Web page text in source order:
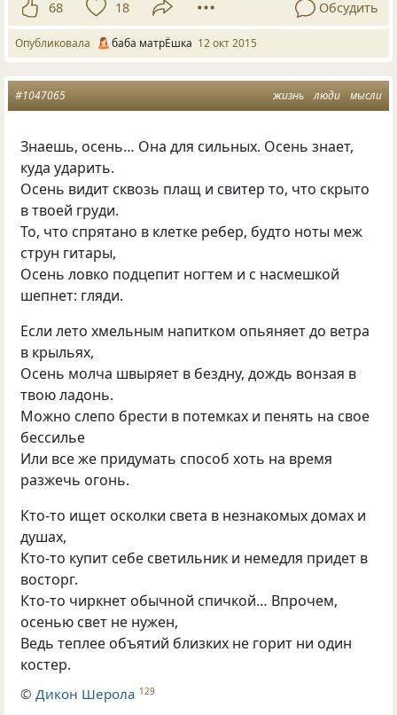
68 18 Обсудить
Опубликовала баба матрЁшка 12 окт 2015
жизнь люди мысли
#1047065
Знаешь, осень… Она для сильных. Осень знает,
куда ударить.
Осень видит сквозь плащ и свитер то, что скрыто
в твоей груди.
То, что спрятано в клетке ребер, будто ноты меж
струн гитары,
Осень ловко подцепит ногтем и с насмешкой
шепнет: гляди.
Если лето хмельным напитком опьяняет до ветра
в крыльях,
Осень молча швыряет в бездну, дождь вонзая в
твою ладонь.
Можно слепо брести в потемках и пенять на свое
бессилье
Или все же придумать способ хоть на время
разжечь огонь.
Кто-то ищет осколки света в незнакомых домах и
душах,
Кто-то купит себе светильник и немедля придет в
восторг.
Кто-то чиркнет обычной спичкой… Впрочем,
осенью свет не нужен,
Ведь теплее объятий близких не горит ни один
костер.
© Дикон Шерола 129